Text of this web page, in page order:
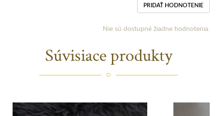
PRIDAŤ HODNOTENIE
Nie sú dostupné žiadne hodnotenia.
Súvisiace produkty